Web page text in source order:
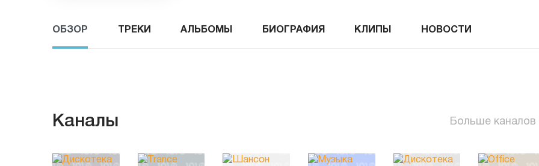
ОБЗОР ТРЕКИ АЛЬБОМЫ БИОГРАФИЯ КЛИПЫ НОВОСТИ
Каналы Больше каналов